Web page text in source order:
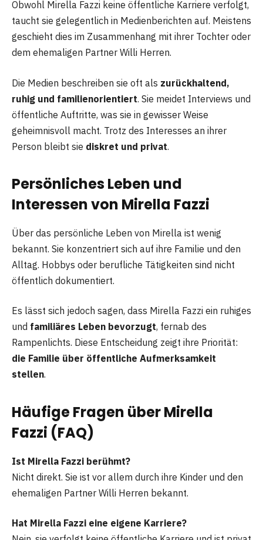
Obwohl Mirella Fazzi keine öffentliche Karriere verfolgt,
taucht sie gelegentlich in Medienberichten auf. Meistens
geschieht dies im Zusammenhang mit ihrer Tochter oder
dem ehemaligen Partner Willi Herren.
Die Medien beschreiben sie oft als zurückhaltend,
ruhig und familienorientiert. Sie meidet Interviews und
öffentliche Auftritte, was sie in gewisser Weise
geheimnisvoll macht. Trotz des Interesses an ihrer
Person bleibt sie diskret und privat.
Persönliches Leben und
Interessen von Mirella Fazzi
Über das persönliche Leben von Mirella ist wenig
bekannt. Sie konzentriert sich auf ihre Familie und den
Alltag. Hobbys oder berufliche Tätigkeiten sind nicht
öffentlich dokumentiert.
Es lässt sich jedoch sagen, dass Mirella Fazzi ein ruhiges
und familiäres Leben bevorzugt, fernab des
Rampenlichts. Diese Entscheidung zeigt ihre Priorität:
die Familie über öffentliche Aufmerksamkeit
stellen.
Häufige Fragen über Mirella
Fazzi (FAQ)
Ist Mirella Fazzi berühmt?
Nicht direkt. Sie ist vor allem durch ihre Kinder und den
ehemaligen Partner Willi Herren bekannt.
Hat Mirella Fazzi eine eigene Karriere?